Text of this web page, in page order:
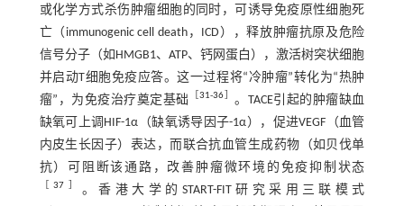
或化学方式杀伤肿瘤细胞的同时，可诱导免疫原性细胞死
亡（immunogenic cell death，ICD），释放肿瘤抗原及危险
信号分子（如HMGB1、ATP、钙网蛋白），激活树突状细胞
并启动T细胞免疫应答。这一过程将“冷肿瘤”转化为“热肿
瘤”，为免疫治疗奠定基础
［31-36］ 。TACE引起的肿瘤缺血
缺氧可上调HIF-1α（缺氧诱导因子-1α），促进VEGF（血管
内皮生长因子）表达，而联合抗血管生成药物（如贝伐单
抗）可阻断该通路，改善肿瘤微环境的免疫抑制状态
［37 ］ 。香港大学的START-FIT研究采用三联模式